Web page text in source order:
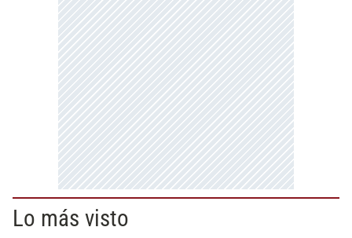
Lo más visto